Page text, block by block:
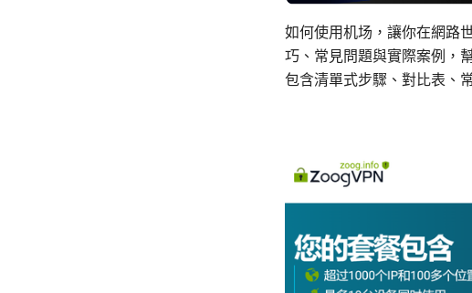
如何使用机场，讓你在網路
巧、常見問題與實際案例，
包含清單式步驟、對比表、